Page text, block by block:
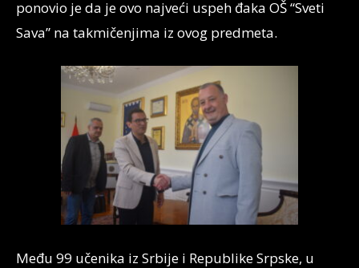
ponovio je da je ovo najveći uspeh đaka OŠ “Sveti
Sava” na takmičenjima iz ovog predmeta.
Među 99 učenika iz Srbije i Republike Srpske, u